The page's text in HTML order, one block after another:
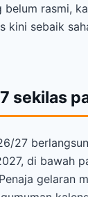
belum rasmi,
kini sebaik
sekilas
27
di bawah
gelaran